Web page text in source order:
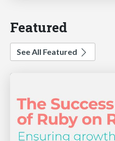
Featured
See All Featured